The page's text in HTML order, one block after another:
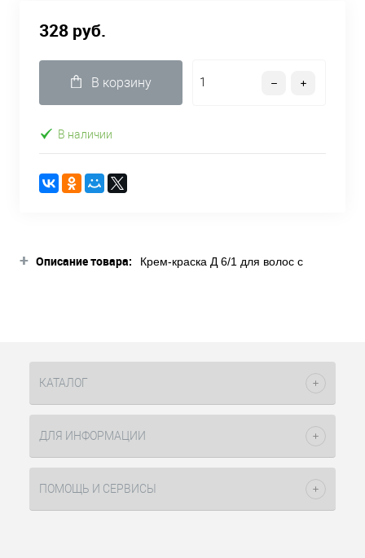
328 руб.
В корзину
В наличии
+ Описание товара:
Крем-краска Д 6/1 для волос с
этому волосы остаются здоровыми,
сияющими. Краситель используется с
6% (20vol), 9% (30vol) в пропорции
один к одному, а с окислителем 12%
Кремообразная консистенция
красителя хорошо распределяется
КАТАЛОГ
ДЛЯ ИНФОРМАЦИИ
ПОМОЩЬ И СЕРВИСЫ